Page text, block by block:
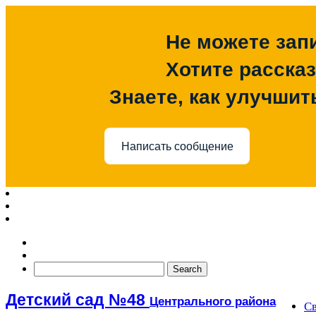
Не можете
Хотите
Знаете, как
Написать сообщение
Детский сад №48 Центрального района